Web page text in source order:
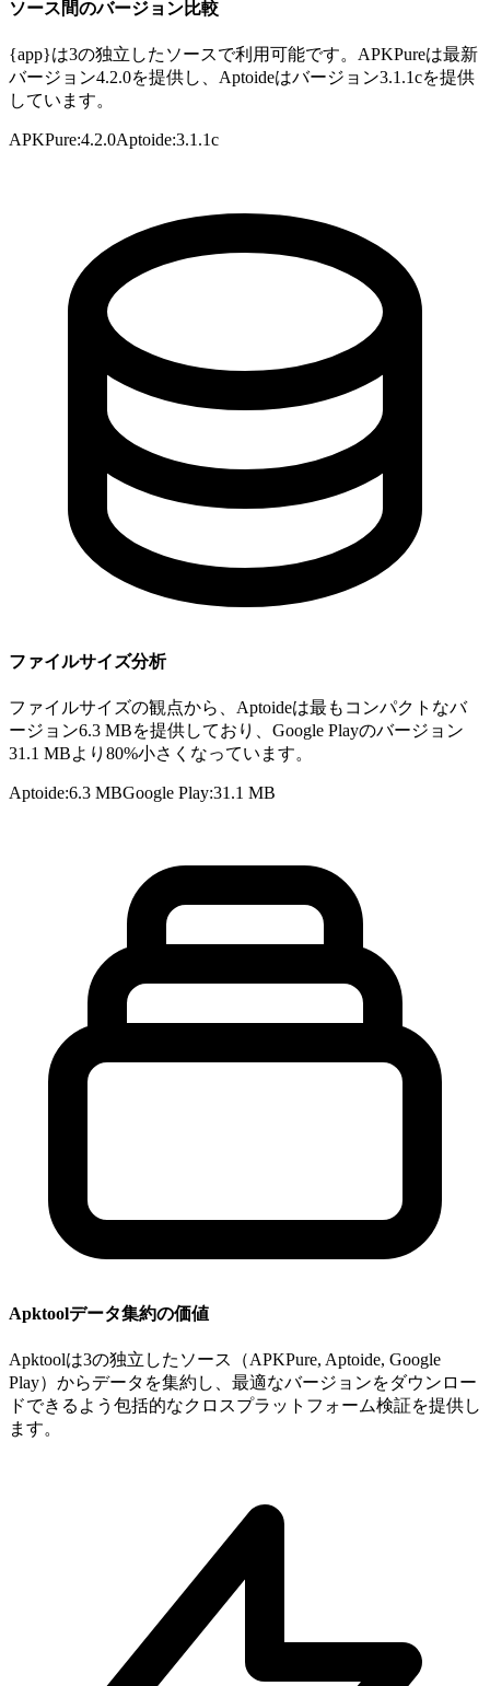
ソース間のバージョン比較
{app}は3の独立したソースで利用可能です。APKPureは最新
バージョン4.2.0を提供し、Aptoideはバージョン3.1.1cを提供
しています。
APKPure:4.2.0Aptoide:3.1.1c
ファイルサイズ分析
ファイルサイズの観点から、Aptoideは最もコンパクトなバ
ージョン6.3 MBを提供しており、Google Playのバージョン
31.1 MBより80%小さくなっています。
Aptoide:6.3 MBGoogle Play:31.1 MB
Apktoolデータ集約の価値
Apktoolは3の独立したソース（APKPure, Aptoide, Google
Play）からデータを集約し、最適なバージョンをダウンロー
ドできるよう包括的なクロスプラットフォーム検証を提供し
ます。